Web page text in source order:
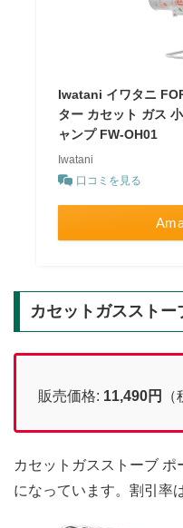
Iwatani イワタニ
ター カセット ガス
ャンプ FW-OH01
Iwatani
口コミを見る
カセットガススト
販売価格: 11,490円
カセットガスストーブ
になっています。割引率